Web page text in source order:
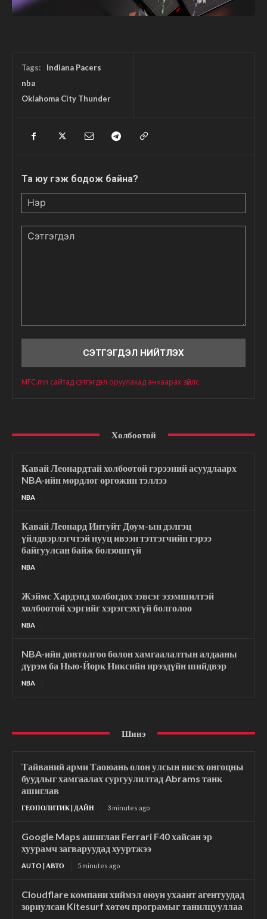
Tags:
Indiana Pacers
nba
Oklahoma City Thunder
Та юу гэж бодож байна?
MFC.mn сайтад сэтгэгдэл оруулахад анхаарах зүйлс
Холбоотой
Кавай Леонардтай холбоотой гэрээний асуудлаарх
NBA-ийн мөрдлөг өргөжин тэллээ
NBA
Кавай Леонард Интуйт Доум-ын дэлгэц
үйлдвэрлэгчтэй нууц ивээн тэтгэгчийн гэрээ
байгуулсан байж болзошгүй
NBA
Жэймс Хардэнд холбогдох зэвсэг эзэмшилтэй
холбоотой хэргийг хэрэгсэхгүй болголоо
NBA
NBA-ийн довтолгоо болон хамгаалалтын алдааны
дүрэм ба Нью-Йорк Никсийн ирээдүйн шийдвэр
NBA
Шинэ
Тайваний арми Таоюань олон улсын нисэх онгоцны
буудлыг хамгаалах сургуулилтад Abrams танк
ашиглав
ГЕОПОЛИТИК | ДАЙН 3 minutes ago
Google Maps ашиглан Ferrari F40 хайсан эр
хуурамч загваруудад хууртжээ
AUTO | АВТО 5 minutes ago
Cloudflare компани хиймэл оюун ухаант агентуудад
зориулсан Kitesurf хөтөч програмыг танилцууллаа